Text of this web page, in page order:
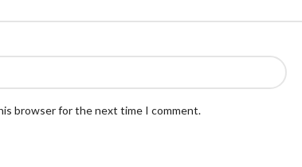
browser for the next time I comment.